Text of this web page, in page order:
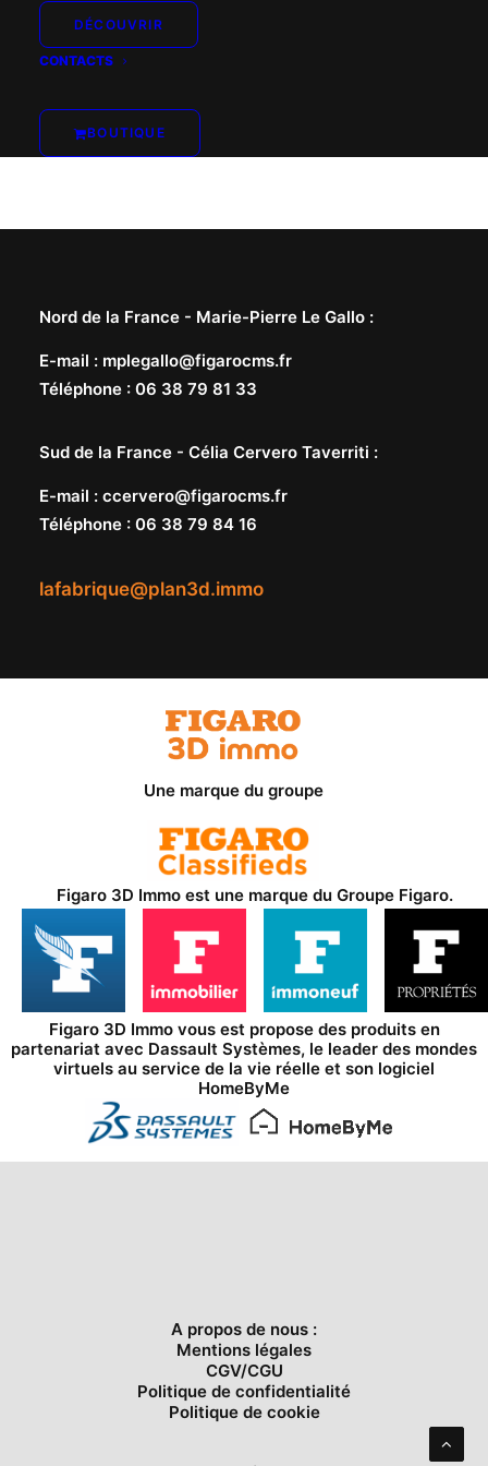
DÉCOUVRIR
CONTACTS
BOUTIQUE
lafabrique@plan3d.immo
Nord de la France - Marie-Pierre Le Gallo :
E-mail : mplegallo@figarocms.fr
Téléphone : 06 38 79 81 33
Sud de la France - Célia Cervero Taverriti :
E-mail : ccervero@figarocms.fr
Téléphone : 06 38 79 84 16
Une marque du groupe
Figaro 3D Immo est une marque du Groupe Figaro.
Figaro 3D Immo vous est propose des produits en
partenariat avec Dassault Systèmes, le leader des mondes
virtuels au service de la vie réelle et son logiciel
HomeByMe
A propos de nous :
Mentions légales
CGV/CGU
Politique de confidentialité
Politique de cookie